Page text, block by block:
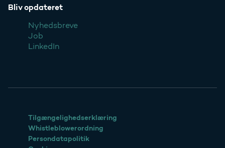
Bliv opdateret
Nyhedsbreve
Job
LinkedIn
Tilgængelighedserklæring
Whistleblowerordning
Persondatapolitik